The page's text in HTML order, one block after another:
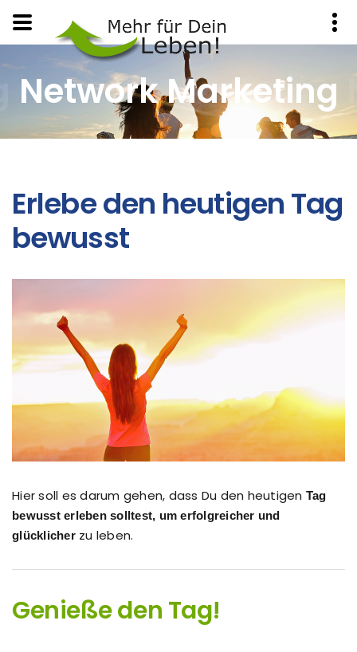
Network Marketing
Erlebe den heutigen Tag
bewusst
Hier soll es darum gehen, dass Du den heutigen Tag
bewusst erleben solltest, um erfolgreicher und
glücklicherzu leben.
Genieße den Tag!